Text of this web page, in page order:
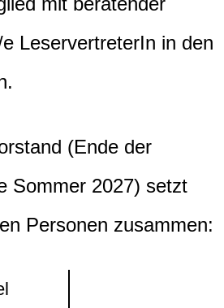
LeservertreterIn in den
(Ende der
Sommer 2027) setzt
Personen zusammen: